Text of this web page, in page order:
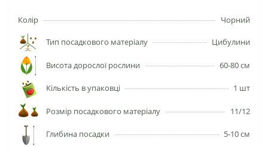
Колір Чорний
Тип посадкового матеріалу Цибулини
Висота дорослої рослини 60-80 см
Кількість в упаковці 1 шт
Розмір посадкового матеріалу 11/12
Глибина посадки 5-10 см